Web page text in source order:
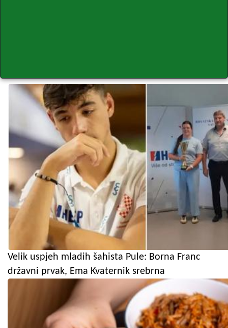
Velik uspjeh mladih šahista Pule: Borna Franc
državni prvak, Ema Kvaternik srebrna